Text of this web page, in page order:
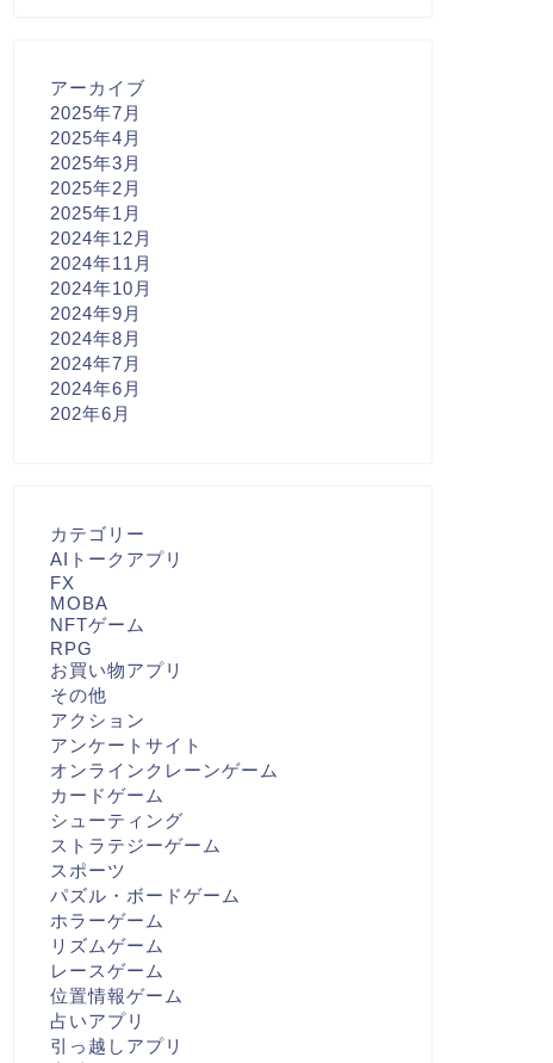
アーカイブ
2025年7月
2025年4月
2025年3月
2025年2月
2025年1月
2024年12月
2024年11月
2024年10月
2024年9月
2024年8月
2024年7月
2024年6月
202年6月
カテゴリー
AIトークアプリ
FX
MOBA
NFTゲーム
RPG
お買い物アプリ
その他
アクション
アンケートサイト
オンラインクレーンゲーム
カードゲーム
シューティング
ストラテジーゲーム
スポーツ
パズル・ボードゲーム
ホラーゲーム
リズムゲーム
レースゲーム
位置情報ゲーム
占いアプリ
引っ越しアプリ